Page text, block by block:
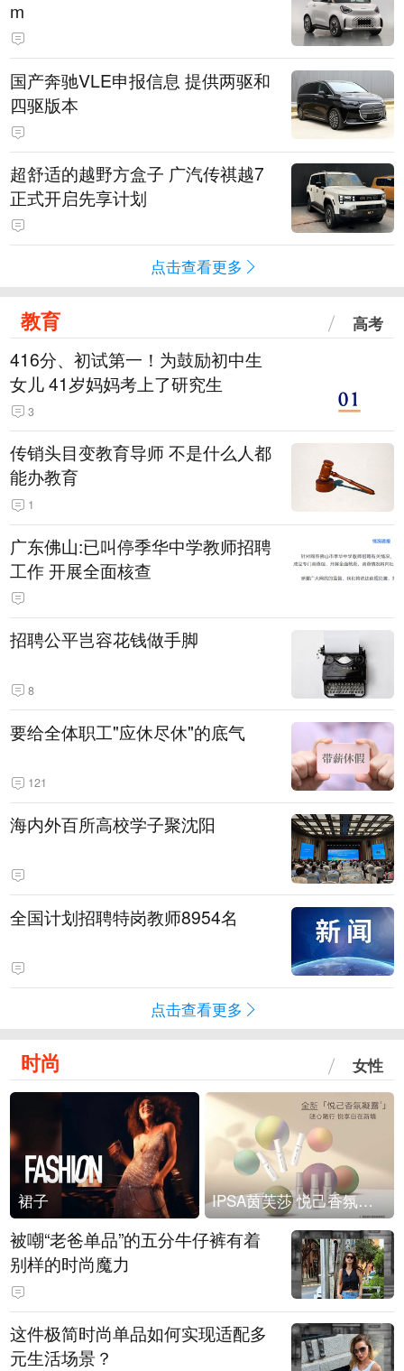
m
国产奔驰VLE申报信息 提供两驱和
四驱版本
超舒适的越野方盒子 广汽传祺越7
正式开启先享计划
点击查看更多
教育 高考
416分、初试第一！为鼓励初中生
女儿 41岁妈妈考上了研究生
3
传销头目变教育导师 不是什么人都
能办教育
1
广东佛山:已叫停季华中学教师招聘
工作 开展全面核查
招聘公平岂容花钱做手脚
8
要给全体职工"应休尽休"的底气
121
海内外百所高校学子聚沈阳
全国计划招聘特岗教师8954名
点击查看更多
时尚 女性
裙子 IPSA茵芙莎 悦己香氛凝露上市
被嘲“老爸单品”的五分牛仔裤有着
别样的时尚魔力
这件极简时尚单品如何实现适配多
元生活场景？